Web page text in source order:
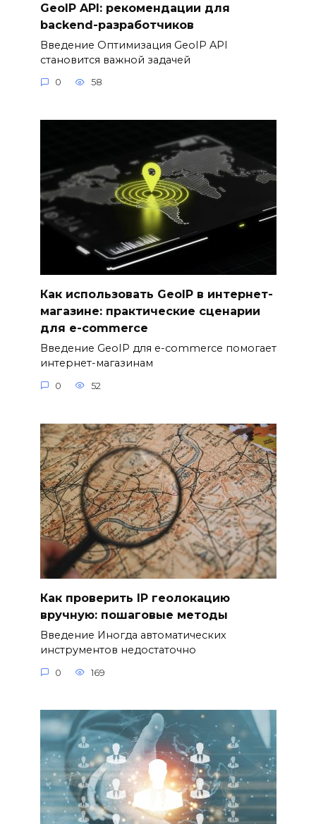
GeoIP API: рекомендации для
backend-разработчиков
Введение Оптимизация GeoIP API
становится важной задачей
0 58
Как использовать GeoIP в интернет-
магазине: практические сценарии
для e-commerce
Введение GeoIP для e-commerce помогает
интернет-магазинам
0 52
Как проверить IP геолокацию
вручную: пошаговые методы
Введение Иногда автоматических
инструментов недостаточно
0 169